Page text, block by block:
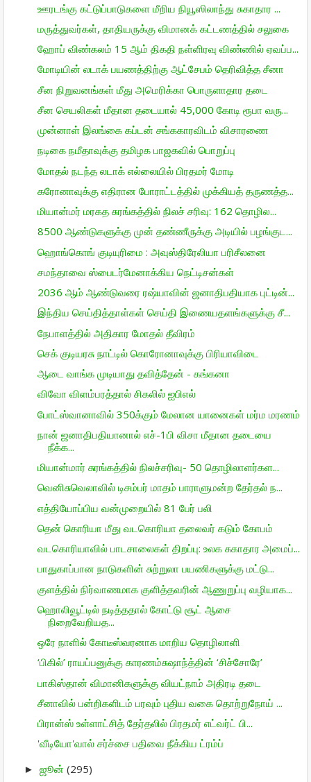
ஊரடங்கு கட்டுப்பாடுகளை மீறிய நியூஸிலாந்து சுகாதார ...
மருத்துவர்கள், தாதியருக்கு விமானக் கட்டணத்தில் சலுகை
ஹோப் விண்கலம் 15 ஆம் திகதி நள்ளிரவு விண்ணில் ஏவப்ப...
மோடியின் லடாக் பயணத்திற்கு ஆட்சேபம் தெரிவித்த சீனா
சீன நிறுவனங்கள் மீது அமெரிக்கா பொருளாதார தடை
சீன செயலிகள் மீதான தடையால் 45,000 கோடி ரூபா வரு...
முன்னாள் இலங்கை கப்டன் சங்ககாரவிடம் விசாரணை
நடிகை நமீதாவுக்கு தமிழக பாஜகவில் பொறுப்பு
மோதல் நடந்த லடாக் எல்லையில் பிரதமர் மோடி
கரோனாவுக்கு எதிரான போராட்டத்தில் முக்கியத் தருணத்த...
மியான்மர் மரகத சுரங்கத்தில் நிலச் சரிவு: 162 தொழில...
8500 ஆண்டுகளுக்கு முன் தண்ணீருக்கு அடியில் பழங்குட...
ஹொங்கொங் குடியுரிமை : அவுஸ்திரேலியா பரிசீலனை
சமந்தாவை ஸ்பைடர்மேனாக்கிய நெட்டிசன்கள்
2036 ஆம் ஆண்டுவரை ரஷ்யாவின் ஜனாதிபதியாக புட்டின்...
இந்திய செய்தித்தாள்கள் செய்தி இணையதளங்களுக்கு சீ...
நேபாளத்தில் அதிகார மோதல் தீவிரம்
செக் குடியரசு நாட்டில் கொரோனாவுக்கு பிரியாவிடை
ஆடை வாங்க முடியாது தவித்தேன் - கங்கனா
விவோ விளம்பரத்தால் சிகலில் ஐபிஎல்
போட்ஸ்வானாவில் 350க்கும் மேலான யானைகள் மர்ம மரணம்
நான் ஜனாதிபதியானால் எச்-1பி விசா மீதான தடையை
நீக்க...
மியான்மார் சுரங்கத்தில் நிலச்சரிவு- 50 தொழிலாளர்கள...
வெனிசுவெலாவில் டிசம்பர் மாதம் பாராளுமன்ற தேர்தல் ந...
எத்தியோப்பிய வன்முறையில் 81 பேர் பலி
தென் கொரியா மீது வடகொரியா தலைவர் கடும் கோபம்
வடகொரியாவில் பாடசாலைகள் திறப்பு: உலக சுகாதார அமைப்...
பாதுகாப்பான நாடுகளின் சுற்றுலா பயணிகளுக்கு மட்டு...
குளத்தில் நிர்வாணமாக குளித்தவரின் ஆணுறுப்பு வழியாக...
ஹொலிவூட்டில் நடித்ததால் கோட்டு சூட் ஆசை
நிறைவேறியத...
ஒரே நாளில் கோடீஸ்வரனாக மாறிய தொழிலாளி
‘பிகில்’ ராயப்பனுக்கு காரணம்சுஷாந்த்தின் ‘சிச்சோரே’
பாகிஸ்தான் விமானிகளுக்கு வியட்நாம் அதிரடி தடை
சீனாவில் பன்றிகளிடம் பரவும் புதிய வகை தொற்றுநோய் ...
பிரான்ஸ் உள்ளாட்சித் தேர்தலில் பிரதமர் எட்வர்ட் பி...
'வீடியோ'வால் சர்ச்சை பதிவை நீக்கிய ட்ரம்ப்
► ஜூன் (295)